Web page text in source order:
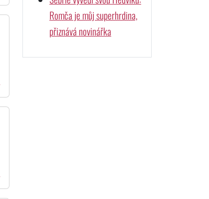
Romča je můj superhrdina,
přiznává novinářka